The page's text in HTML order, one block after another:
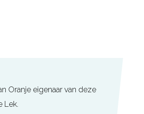
Oranje eigenaar van deze
Lek.